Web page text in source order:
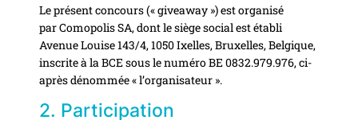
Le présent concours (« giveaway ») est organisé
par Comopolis SA, dont le siège social est établi
Avenue Louise 143/4, 1050 Ixelles, Bruxelles, Belgique,
inscrite à la BCE sous le numéro BE 0832.979.976, ci-
après dénommée « l’organisateur ».
2. Participation